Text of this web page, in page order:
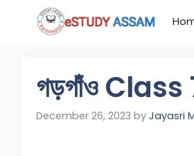
গড়গাঁও
December 26, 2023 by Jayasri